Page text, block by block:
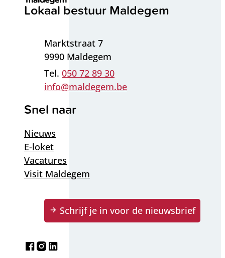
Contact & openingsuren
Lokaal bestuur Maldegem
AdresMarktstraat 7
,9990 Maldegem
050 72 89 30
E-mailinfo@maldegem.be
Snel naar
Nieuws
E-loket
Vacatures
Visit Maldegem
Schrijf je in voor de nieuwsbrief
Facebook
Instagram
LinkedIn